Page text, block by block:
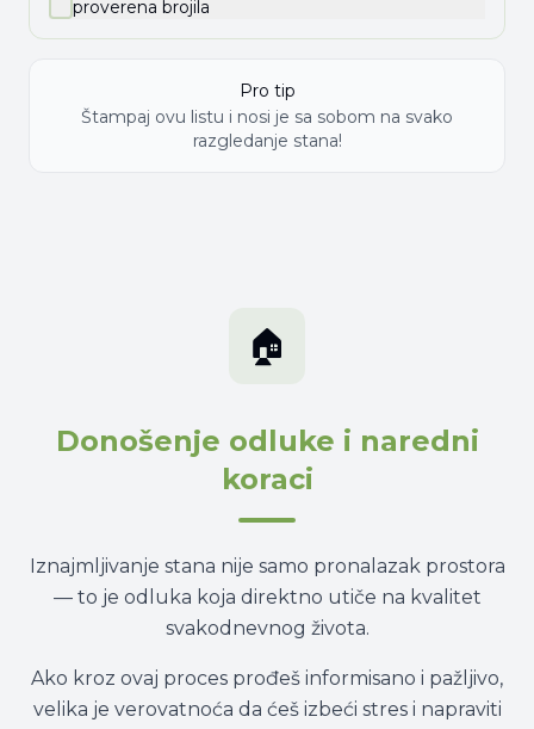
proverena brojila
Pro tip
Štampaj ovu listu i nosi je sa sobom na svako
razgledanje stana!
🏠
Donošenje odluke i naredni
koraci
Iznajmljivanje stana nije samo pronalazak prostora
— to je odluka koja direktno utiče na kvalitet
svakodnevnog života.
Ako kroz ovaj proces prođeš informisano i pažljivo,
velika je verovatnoća da ćeš izbeći stres i napraviti